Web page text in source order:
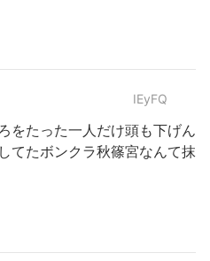
IEyFQ
をたった一人だけ頭も下げん
てたボンクラ秋篠宮なんて抹